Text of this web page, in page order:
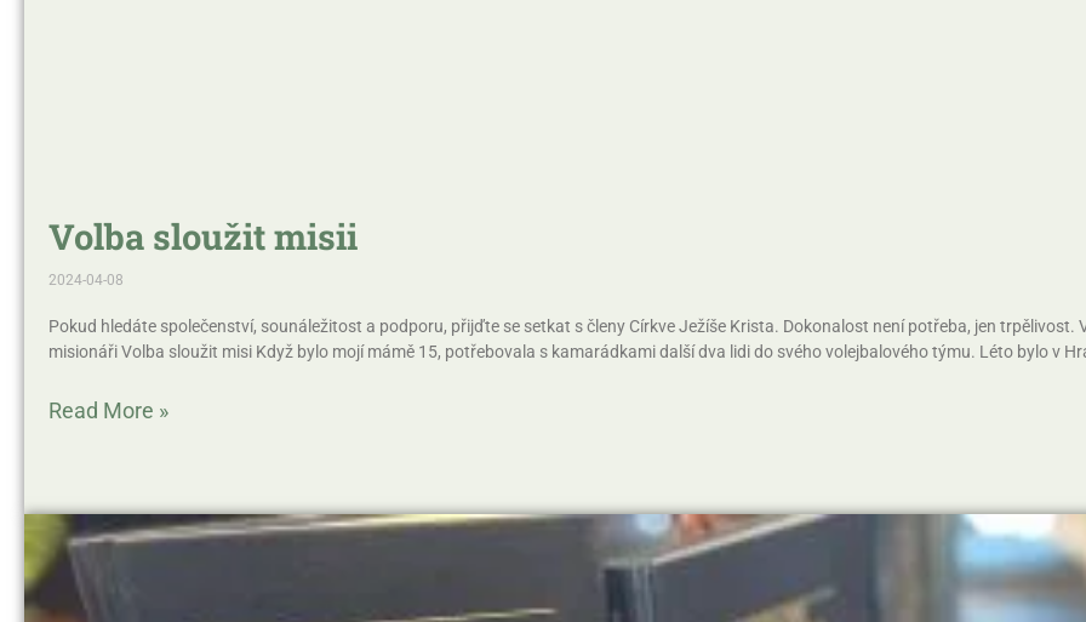
Volba sloužit misii
2024-04-08
Pokud hledáte společenství, sounáležitost a podporu, přijďte se setkat s členy Církve Ježíše Krista. Dokonalost není potřeba, jen trpělivost.
misionáři Volba sloužit misi Když bylo mojí mámě 15, potřebovala s kamarádkami další dva lidi do svého volejbalového týmu. Léto bylo v
Read More »